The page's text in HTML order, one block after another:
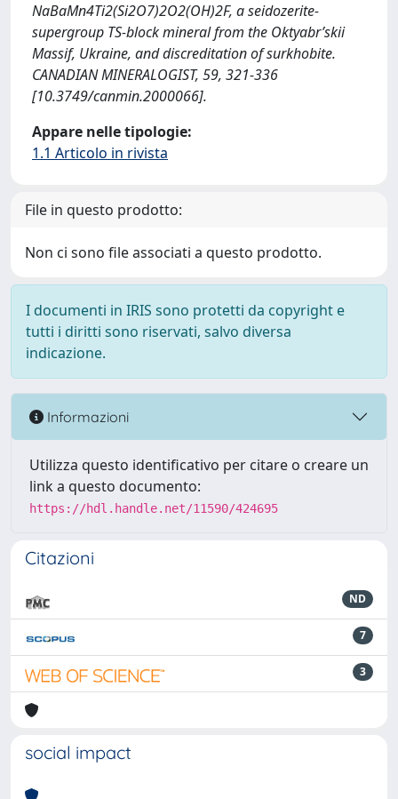
NaBaMn4Ti2(Si2O7)2O2(OH)2F, a seidozerite-
supergroup TS-block mineral from the Oktyabr’skii
Massif, Ukraine, and discreditation of surkhobite.
CANADIAN MINERALOGIST, 59, 321-336
[10.3749/canmin.2000066].
Appare nelle tipologie:
1.1 Articolo in rivista
File in questo prodotto:
Non ci sono file associati a questo prodotto.
I documenti in IRIS sono protetti da copyright e
tutti i diritti sono riservati, salvo diversa
indicazione.
Informazioni
Utilizza questo identificativo per citare o creare un
link a questo documento:
https://hdl.handle.net/11590/424695
Citazioni
ND
7
3
social impact